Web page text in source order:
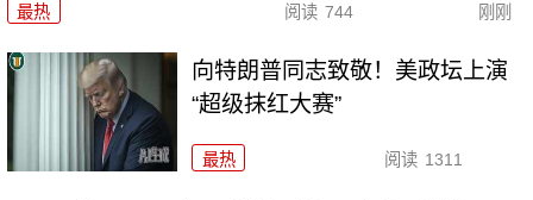
最热 阅读 744 刚刚
向特朗普同志致敬！美政坛上演
“超级抹红大赛”
最热 阅读 1311